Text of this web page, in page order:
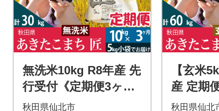
無洗米10kg R8年産 先
行受付《定期便3ヶ
月》あきたこまち 匠|
秋田県仙北市
【玄米
産 定期
こまち
秋田県仙北